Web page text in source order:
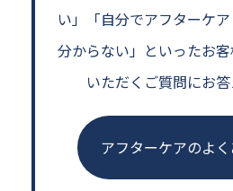
い」
「自分でアフターケ
分からない」といったお
いただくご質問にお答
アフターケアのよ